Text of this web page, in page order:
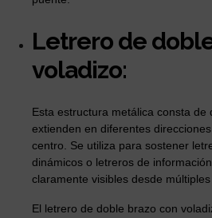
Letrero de
voladizo:
Esta estructura metálica consta de
extienden en diferentes
centro. Se utiliza para sostener
dinámicos o letreros de
claramente visibles desde múltiples
El letrero de doble brazo con